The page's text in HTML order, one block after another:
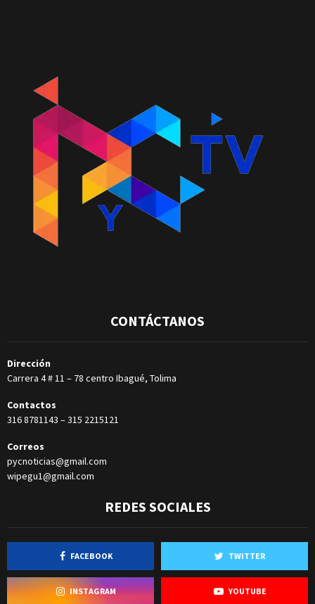
CONTÁCTANOS
Dirección
Carrera 4 # 11 – 78 centro Ibagué, Tolima
Contactos
316 8781143 –315 2215121
Correos
pycnoticias@gmail.com
wipegu1@gmail.com
REDES SOCIALES
FACEBOOK TWITTER
INSTAGRAM YOUTUBE